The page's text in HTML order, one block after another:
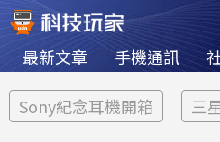
最新文章 手機通訊
Sony紀念耳機開箱 三